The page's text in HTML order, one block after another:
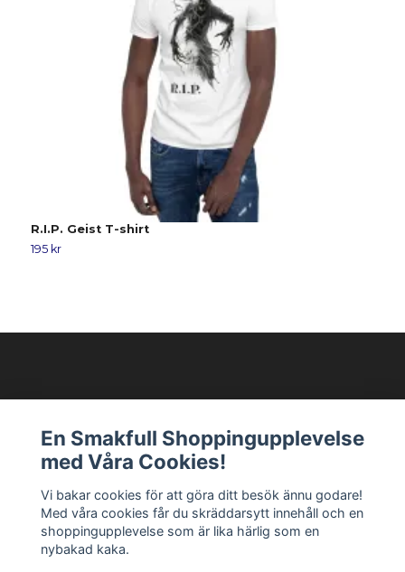
R.I.P. Geist T-shirt
195 kr
Läs mer
Sociala medier
En Smakfull Shoppingupplevelse
med Våra Cookies!
Vi bakar cookies för att göra ditt besök ännu godare!
Med våra cookies får du skräddarsytt innehåll och en
shoppingupplevelse som är lika härlig som en
nybakad kaka.